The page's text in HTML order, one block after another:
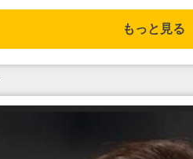
もっと見る